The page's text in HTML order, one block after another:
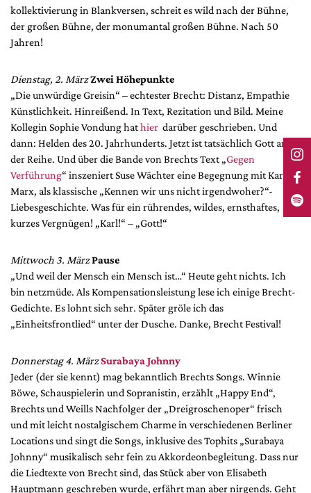
kollektivierung in Blankversen, schreit es wild nach der Bühne,
der großen Bühne, der monumantal großen Bühne. Nach 50
Jahren!
Dienstag, 2. MärzZwei Höhepunkte
„Die unwürdige Greisin“ – echtester Brecht: Distanz, Empathie
Künstlichkeit. Hinreißend. In Text, Rezitation und Bild. Meine
Kollegin Sophie Vondung hathier darüber geschrieben. Und
dann: Helden des 20. Jahrhunderts. Jetzt ist tatsächlich Gott an
der Reihe. Und über die Bande von Brechts Text „Gegen
Verführung“ inszeniert Suse Wächter eine Begegnung mit Karl
Marx, als klassische „Kennen wir uns nicht irgendwoher?“-
Liebesgeschichte. Was für ein rührendes, wildes, ernsthaftes,
kurzes Vergnügen! „Karl!“ – „Gott!“
Mittwoch 3. MärzPause
„Und weil der Mensch ein Mensch ist…“ Heute geht nichts. Ich
bin netzmüde. Als Kompensationsleistung lese ich einige Brecht-
Gedichte. Es lohnt sich sehr. Später gröle ich das
„Einheitsfrontlied“ unter der Dusche. Danke, Brecht Festival!
Donnerstag 4. MärzSurabaya Johnny
Jeder (der sie kennt) mag bekanntlich Brechts Songs. Winnie
Böwe, Schauspielerin und Sopranistin, erzählt „Happy End“,
Brechts und Weills Nachfolger der „Dreigroschenoper“ frisch
und mit leicht nostalgischem Charme in verschiedenen Berliner
Locations und singt die Songs, inklusive des Tophits „Surabaya
Johnny“ musikalisch sehr fein zu Akkordeonbegleitung. Dass nur
die Liedtexte von Brecht sind, das Stück aber von Elisabeth
Hauptmann geschreben wurde, erfährt man aber nirgends. Geht